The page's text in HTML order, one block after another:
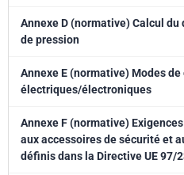
Annexe D (normative) Calcul
de pression
Annexe E (normative) Modes
électriques/électroniques
Annexe F (normative)
aux accessoires de sécurité et
définis dans la Directive UE 97/